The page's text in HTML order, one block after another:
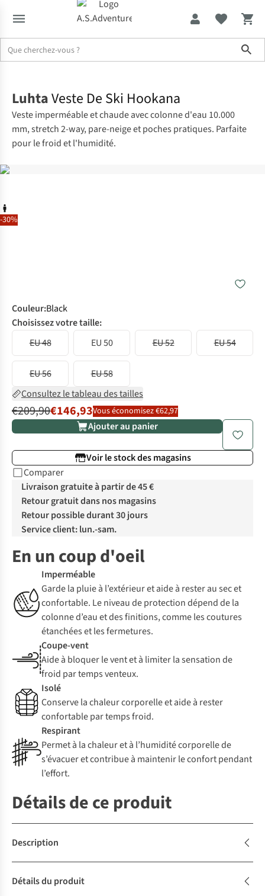
-30%
LuhtaVeste De Ski Hookana
Veste imperméable et chaude avec colonne d'eau 10.000
mm, stretch 2-way, pare-neige et poches pratiques. Parfaite
pour le froid et l'humidité.
Couleur:Black
Choisissez votre taille:
EU 48
EU 50 EU 52 EU 54
EU 56
EU 58
Consultez le tableau des tailles
€209,90€146,93Vous économisez €62,97
Ajouter au panier
Voir le stock des magasins
Comparer
Livraison gratuite à partir de 45 €
Retour gratuit dans nos magasins
Retour possible durant 30 jours
Service client: lun.-sam.
En un coup d'oeil
Imperméable
Garde la pluie à l’extérieur et aide à rester au sec et
confortable. Le niveau de protection dépend de la
colonne d’eau et des finitions, comme les coutures
étanchées et les fermetures.
Coupe-vent
Aide à bloquer le vent et à limiter la sensation de
froid par temps venteux.
Isolé
Conserve la chaleur corporelle et aide à rester
confortable par temps froid.
Respirant
Permet à la chaleur et à l’humidité corporelle de
s’évacuer et contribue à maintenir le confort pendant
l’effort.
Détails de ce produit
Description
Détails du produit